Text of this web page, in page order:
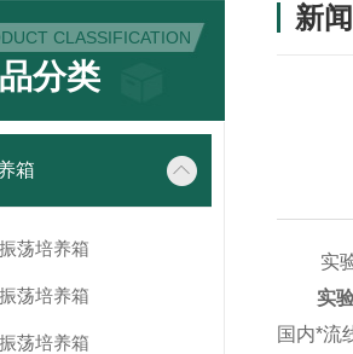
CLASSIFICATION
分类
箱
荡培养箱
荡培养箱
荡培养箱
新
实验
实
国内*流